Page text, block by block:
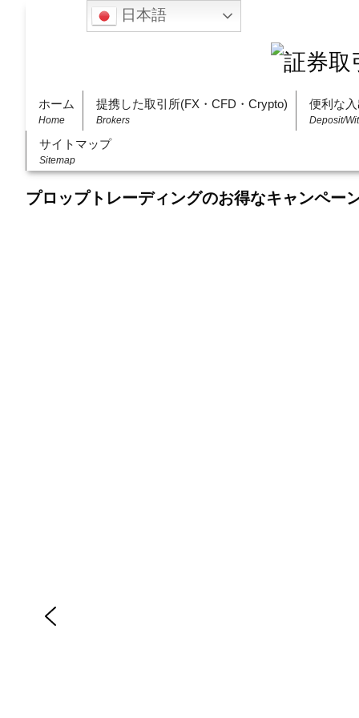
ホーム
Home
提携した取引所(FX・CFD・Crypto)
Brokers
便利な
Deposit/
サイトマップ
Sitemap
プロップトレーディングのお得なキャンペー
日本語